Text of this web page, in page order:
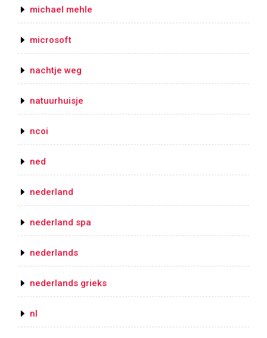
michael mehle
microsoft
nachtje weg
natuurhuisje
ncoi
ned
nederland
nederland spa
nederlands
nederlands grieks
nl